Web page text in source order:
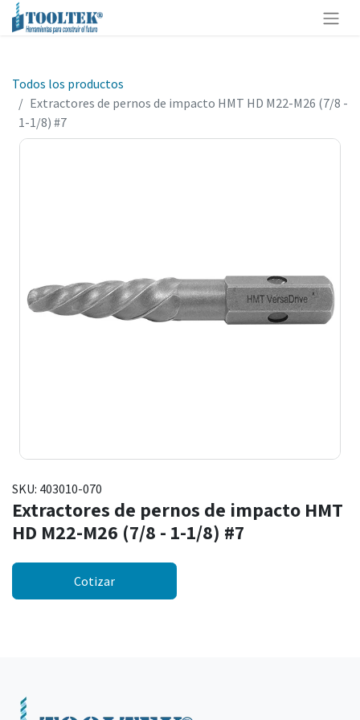
Todos los productos
Extractores de pernos de impacto HMT HD M22-M26 (7/8 -
1-1/8) #7
SKU: 403010-070
Extractores de pernos de impacto HMT
HD M22-M26 (7/8 - 1-1/8) #7
Cotizar